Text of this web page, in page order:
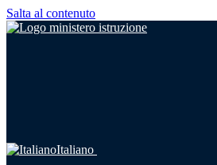
Salta al contenuto
Italiano